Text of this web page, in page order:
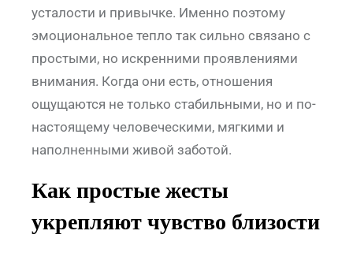
усталости и привычке. Именно поэтому
эмоциональное тепло так сильно связано с
простыми, но искренними проявлениями
внимания. Когда они есть, отношения
ощущаются не только стабильными, но и по-
настоящему человеческими, мягкими и
наполненными живой заботой.
Как простые жесты
укрепляют чувство близости